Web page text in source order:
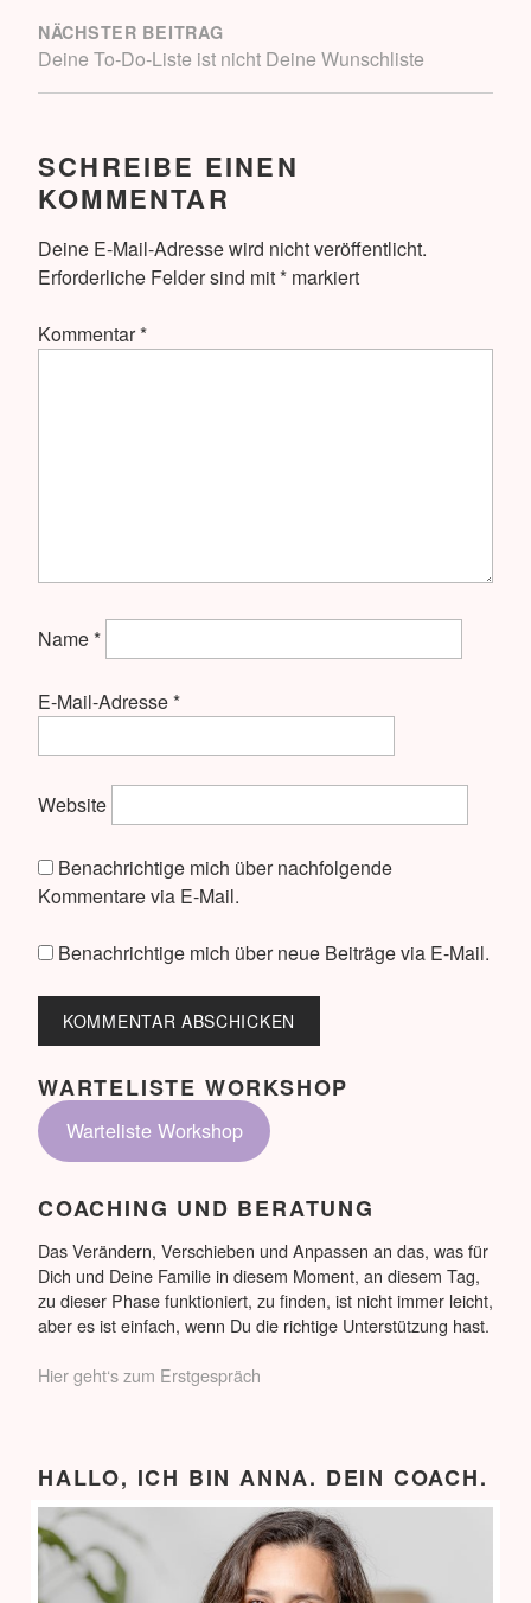
NÄCHSTER BEITRAG
Deine To-Do-Liste ist nicht Deine Wunschliste
SCHREIBE EINEN
KOMMENTAR
Deine E-Mail-Adresse wird nicht veröffentlicht.
Erforderliche Felder sind mit* markiert
Kommentar*
Name*
E-Mail-Adresse*
Website
Benachrichtige mich über nachfolgende
Kommentare via E-Mail.
Benachrichtige mich über neue Beiträge via E-Mail.
WARTELISTE WORKSHOP
Warteliste Workshop
COACHING UND BERATUNG
Das Verändern, Verschieben und Anpassen an das, was für
Dich und Deine Familie in diesem Moment, an diesem Tag,
zu dieser Phase funktioniert, zu finden, ist nicht immer leicht,
aber es ist einfach, wenn Du die richtige Unterstützung hast.
Hier geht‘s zum Erstgespräch
HALLO, ICH BIN ANNA. DEIN COACH.